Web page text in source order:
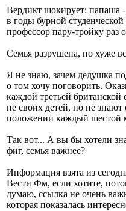
Вердикт шокирует: папаша
в годы бурной
профессор пару-тройку раз
Семья разрушена, но хуже
Я не знаю, зачем дедушка
о том хочу поговорить.
каждой третьей
не своих детей, но не
положении каждый шестой
Так вот... А вы бы хотели
фиг, семья важнее?
Информация взята из
Вести Фм, если хотите,
думаю, ссылка не очень
которая показалась